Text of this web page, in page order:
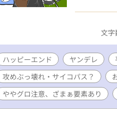
ンだった
人類を
れ？？
要素満載
クチック
いたらす
文
ハッピーエンド ヤンデレ
攻めぶっ壊れ・サイコパス？
ややグロ注意、ざまぁ要素あり